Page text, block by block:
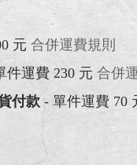
元 合併運費規則
件運費 230 元 合併
付款- 單件運費 70